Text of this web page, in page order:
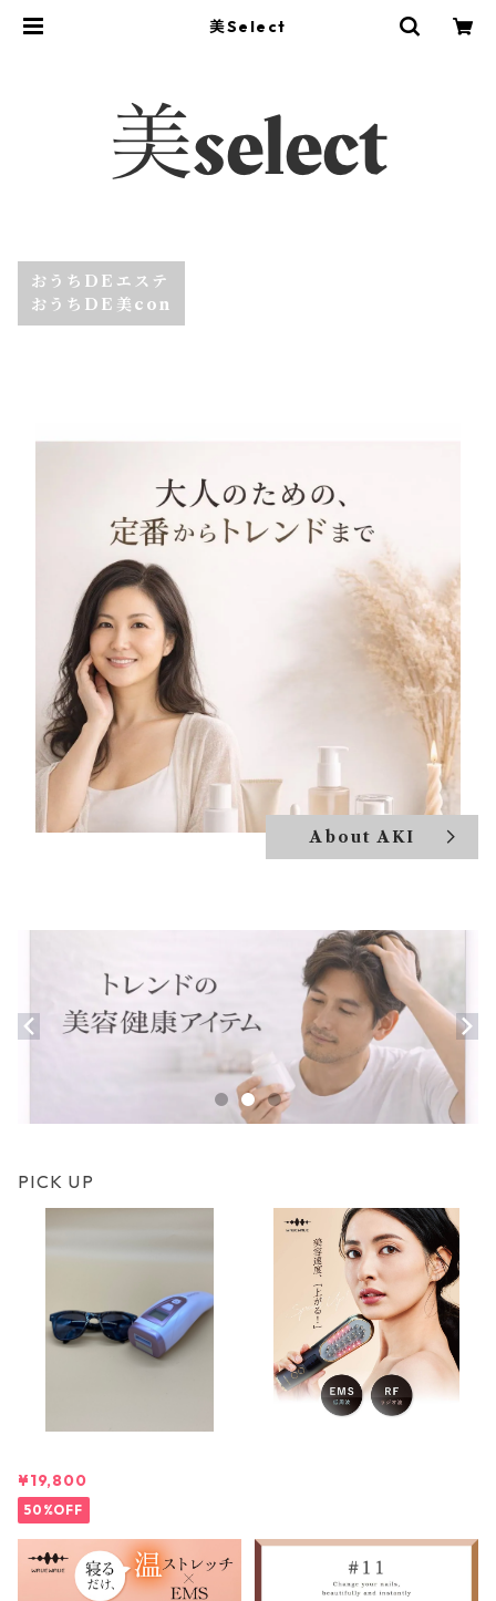
美Select
おうちDEエステ
おうちDE美con
About AKI
PICK UP
¥19,800
50%OFF